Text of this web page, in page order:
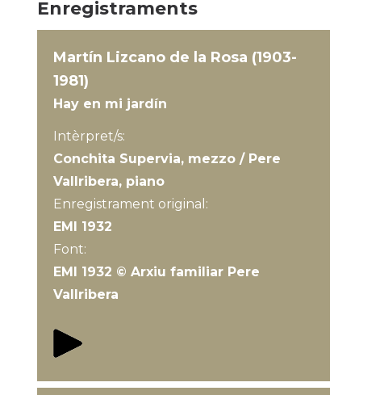
Enregistraments
Martín Lizcano de la Rosa (1903-
1981)
Hay en mi jardín
Intèrpret/s:
Conchita Supervia, mezzo / Pere
Vallribera, piano
Enregistrament original:
EMI 1932
Font:
EMI 1932 © Arxiu familiar Pere
Vallribera